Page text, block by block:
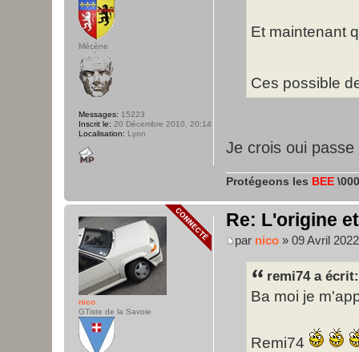
Et maintenant
Ces possible
Je crois oui
Protégeons les BEE
Mécène
Messages: 15223
Inscrit le: 20 Décembre 2010, 20:14
Localisation: Lyon
Re: L'origine
par nico » 09 Avril
remi74 a écrit:
Ba moi je
Remi74
nico
GTiste de la Savoie